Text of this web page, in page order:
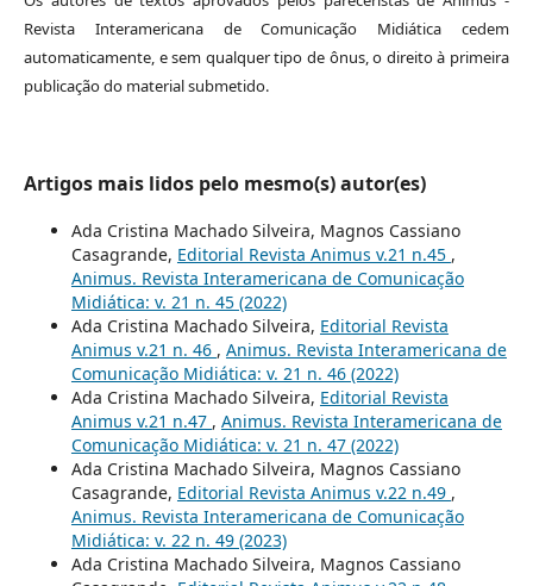
Revista Interamericana de Comunicação Midiática cedem
automaticamente, e sem qualquer tipo de ônus, o direito à primeira
publicação do material submetido.
Artigos mais lidos pelo mesmo(s) autor(es)
Ada Cristina Machado Silveira, Magnos Cassiano
Casagrande, Editorial Revista Animus v.21 n.45 ,
Animus. Revista Interamericana de Comunicação
Midiática: v. 21 n. 45 (2022)
Ada Cristina Machado Silveira, Editorial Revista
Animus v.21 n. 46 , Animus. Revista Interamericana de
Comunicação Midiática: v. 21 n. 46 (2022)
Ada Cristina Machado Silveira, Editorial Revista
Animus v.21 n.47 , Animus. Revista Interamericana de
Comunicação Midiática: v. 21 n. 47 (2022)
Ada Cristina Machado Silveira, Magnos Cassiano
Casagrande, Editorial Revista Animus v.22 n.49 ,
Animus. Revista Interamericana de Comunicação
Midiática: v. 22 n. 49 (2023)
Ada Cristina Machado Silveira, Magnos Cassiano